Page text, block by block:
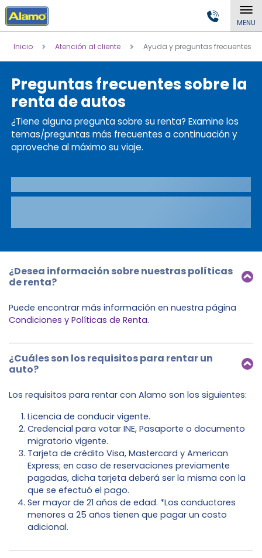
MENU
Inicio Atención al cliente Ayuda y preguntas frecuentes
Preguntas frecuentes sobre la
renta de autos
¿Tiene alguna pregunta sobre su renta? Examine los
temas/preguntas más frecuentes a continuación y
aproveche al máximo su viaje.
¿Desea información sobre nuestras políticas
de renta?
Puede encontrar más información en nuestra página
Condiciones y Políticas de Renta.
¿Cuáles son los requisitos para rentar un
auto?
Los requisitos para rentar con Alamo son los siguientes:
Licencia de conducir vigente.
Credencial para votar INE, Pasaporte o documento
migratorio vigente.
Tarjeta de crédito Visa, Mastercard y American
Express; en caso de reservaciones previamente
pagadas, dicha tarjeta deberá ser la misma con la
que se efectuó el pago.
Ser mayor de 21 años de edad. *Los conductores
menores a 25 años tienen que pagar un costo
adicional.